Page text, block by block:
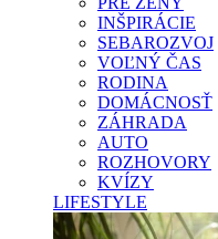
INŠPIRÁCIE
SEBAROZVOJ
VOĽNÝ ČAS
RODINA
DOMÁCNOSŤ
ZÁHRADA
AUTO
ROZHOVORY
KVÍZY
LIFESTYLE